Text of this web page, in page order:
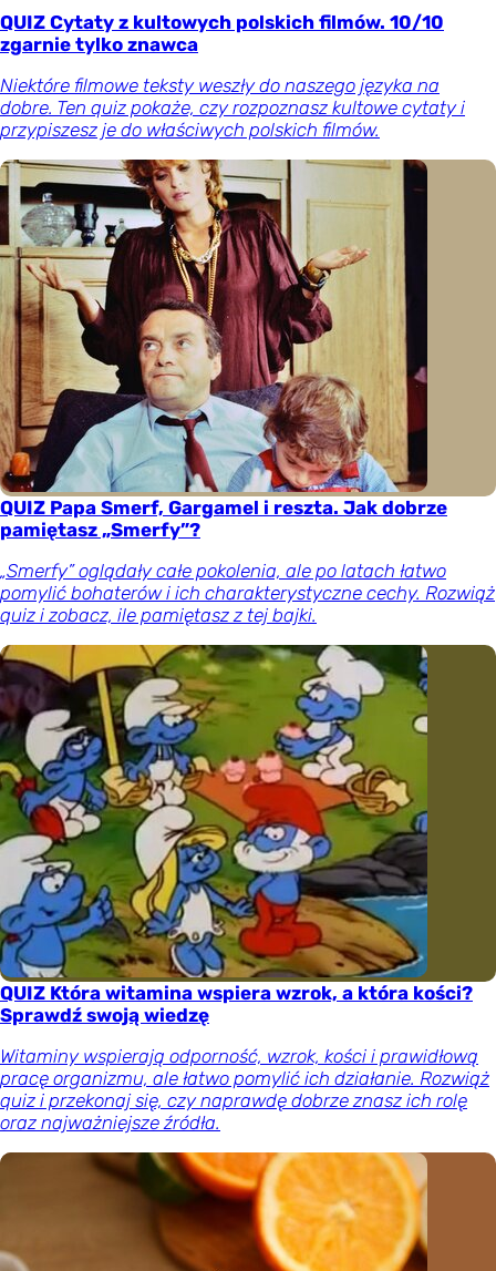
QUIZ Cytaty z kultowych polskich filmów. 10/10
zgarnie tylko znawca
Niektóre filmowe teksty weszły do naszego języka na
dobre. Ten quiz pokaże, czy rozpoznasz kultowe cytaty i
przypiszesz je do właściwych polskich filmów.
QUIZ Papa Smerf, Gargamel i reszta. Jak dobrze
pamiętasz „Smerfy”?
„Smerfy” oglądały całe pokolenia, ale po latach łatwo
pomylić bohaterów i ich charakterystyczne cechy. Rozwiąż
quiz i zobacz, ile pamiętasz z tej bajki.
QUIZ Która witamina wspiera wzrok, a która kości?
Sprawdź swoją wiedzę
Witaminy wspierają odporność, wzrok, kości i prawidłową
pracę organizmu, ale łatwo pomylić ich działanie. Rozwiąż
quiz i przekonaj się, czy naprawdę dobrze znasz ich rolę
oraz najważniejsze źródła.